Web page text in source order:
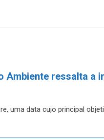
Ambiente ressalta a
uma data cujo principal